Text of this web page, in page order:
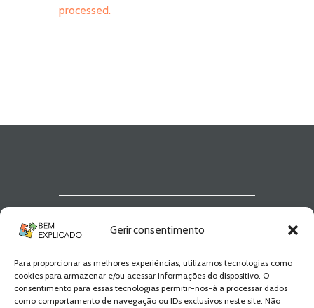
Gerir consentimento
Para proporcionar as melhores experiências, utilizamos tecnologias como
cookies para armazenar e/ou acessar informações do dispositivo. O
consentimento para essas tecnologias permitir-nos-à a processar dados
como comportamento de navegação ou IDs exclusivos neste site. Não
processed.
Explicado
Fica a par de todas as novidades! Zero
Spam, apenas novidades e novos
conteúdos!